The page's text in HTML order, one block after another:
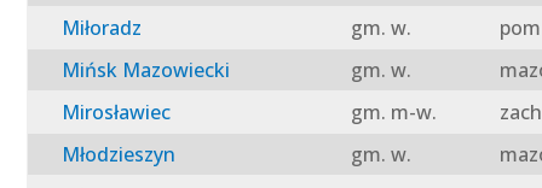
Miłoradz
gm. w.
Mińsk Mazowiecki
gm. w.
Mirosławiec
gm. m-w.
Młodzieszyn
gm. w.